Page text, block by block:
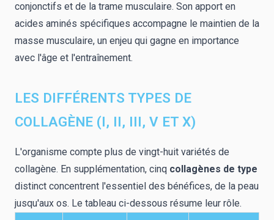
conjonctifs et de la trame musculaire. Son apport en
acides aminés spécifiques accompagne le maintien de la
masse musculaire, un enjeu qui gagne en importance
avec l'âge et l'entraînement.
LES DIFFÉRENTS TYPES DE
COLLAGÈNE (I, II, III, V ET X)
L'organisme compte plus de vingt-huit variétés de
collagène. En supplémentation, cinq collagènes de type
distinct concentrent l'essentiel des bénéfices, de la peau
jusqu'aux os. Le tableau ci-dessous résume leur rôle.